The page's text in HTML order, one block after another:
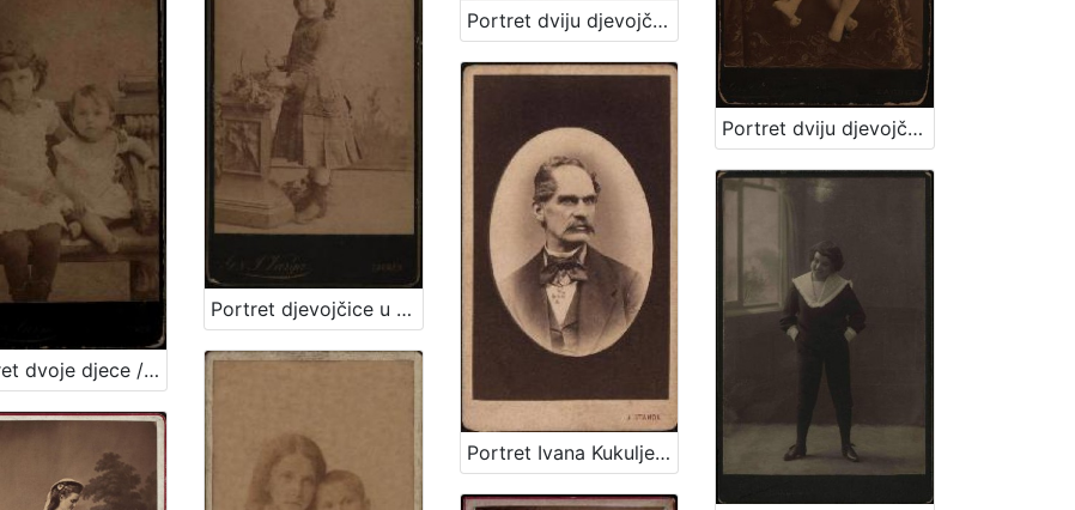
Portret djevojčice u tamnoj haljinici / [Gjuro Varga] / [izradio fotografski atelier] G. & I. Varga
Portret dviju djevojčica / [Gjuro Varga] ; [izradio atelier] G. & I. Varga
Portret dviju djevojčica u bijelim haljinicama / [Gjuro Varga] ; [izradio fotografski atelijer] G. & I. Varga
Portret dvoje djece / [Gjuro Varga] ; [izradio fotografski atelijer] G. & I. Varga
Portret Ivana Kukuljevića Sakcinskog / I. Standl